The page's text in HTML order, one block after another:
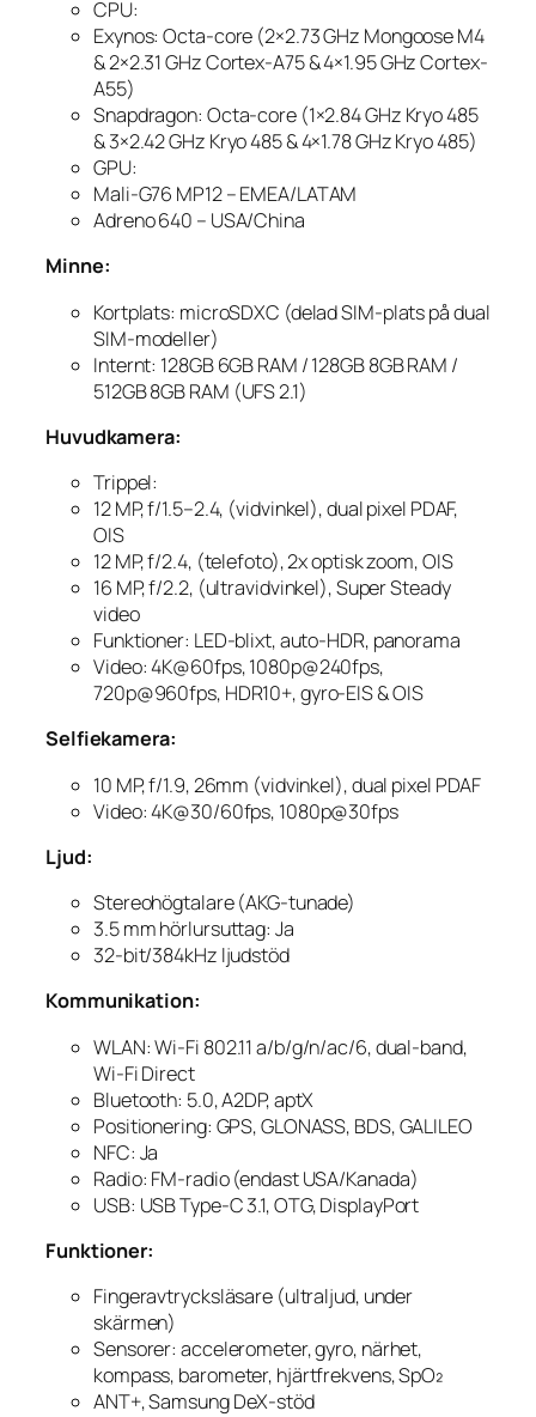
CPU:
Exynos: Octa-core (2×2.73 GHz Mongoose M4
& 2×2.31 GHz Cortex-A75 & 4×1.95 GHz Cortex-
A55)
Snapdragon: Octa-core (1×2.84 GHz Kryo 485
& 3×2.42 GHz Kryo 485 & 4×1.78 GHz Kryo 485)
GPU:
Mali-G76 MP12 – EMEA/LATAM
Adreno 640 – USA/China
Minne:
Kortplats: microSDXC (delad SIM-plats på dual
SIM-modeller)
Internt: 128GB 6GB RAM / 128GB 8GB RAM /
512GB 8GB RAM (UFS 2.1)
Huvudkamera:
Trippel:
12 MP, f/1.5–2.4, (vidvinkel), dual pixel PDAF,
OIS
12 MP, f/2.4, (telefoto), 2x optisk zoom, OIS
16 MP, f/2.2, (ultravidvinkel), Super Steady
video
Funktioner: LED-blixt, auto-HDR, panorama
Video: 4K@60fps, 1080p@240fps,
720p@960fps, HDR10+, gyro-EIS & OIS
Selfiekamera:
10 MP, f/1.9, 26mm (vidvinkel), dual pixel PDAF
Video: 4K@30/60fps, 1080p@30fps
Ljud:
Stereohögtalare (AKG-tunade)
3.5 mm hörlursuttag: Ja
32-bit/384kHz ljudstöd
Kommunikation:
WLAN: Wi-Fi 802.11 a/b/g/n/ac/6, dual-band,
Wi-Fi Direct
Bluetooth: 5.0, A2DP, aptX
Positionering: GPS, GLONASS, BDS, GALILEO
NFC: Ja
Radio: FM-radio (endast USA/Kanada)
USB: USB Type-C 3.1, OTG, DisplayPort
Funktioner:
Fingeravtrycksläsare (ultraljud, under
skärmen)
Sensorer: accelerometer, gyro, närhet,
kompass, barometer, hjärtfrekvens, SpO₂
ANT+, Samsung DeX-stöd